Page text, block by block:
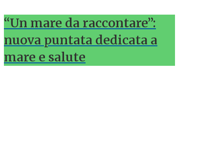
“Un mare da raccontare”:
nuova puntata dedicata a
mare e salute